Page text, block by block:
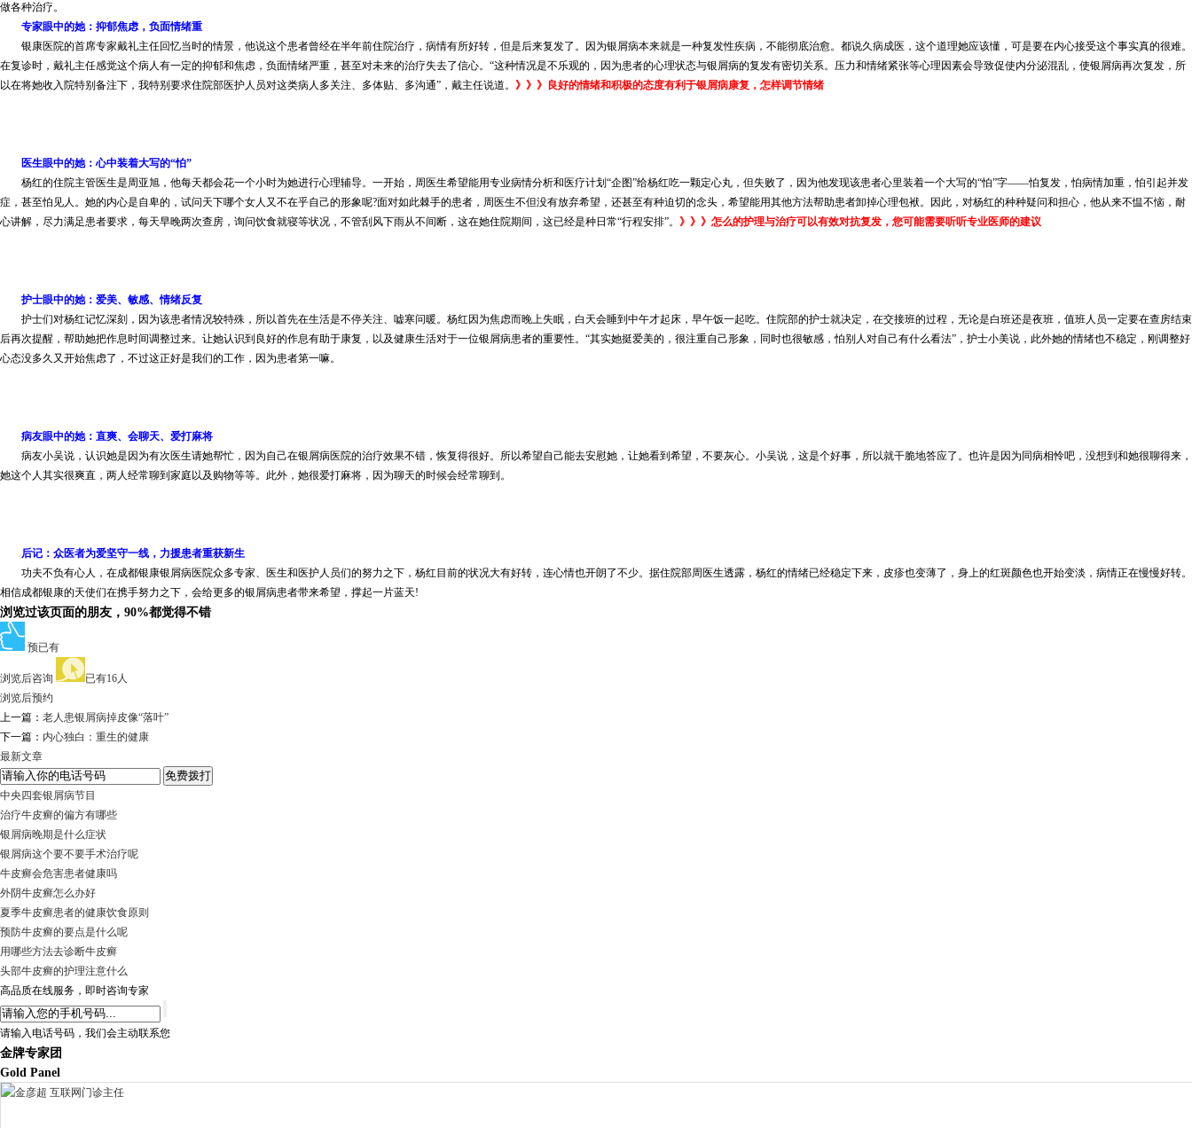
做各种治疗。
专家眼中的她：抑郁焦虑，负面情绪重
银康医院的首席专家戴礼主任回忆当时的情景，他说这个患者曾经在半年前住院治疗，病情有所好转，但是后来复发了。因为银屑病本来就是一种复发性疾病，不能彻底治愈。都说久病成医，这个道理她应该懂，可是要在内心接受这个事实真的很难。
在复诊时，戴礼主任感觉这个病人有一定的抑郁和焦虑，负面情绪严重，甚至对未来的治疗失去了信心。“这种情况是不乐观的，因为患者的心理状态与银屑病的复发有密切关系。压力和情绪紧张等心理因素会导致促使内分泌混乱，使银屑病再次复发，所
以在将她收入院特别备注下，我特别要求住院部医护人员对这类病人多关注、多体贴、多沟通”，戴主任说道。 》》》良好的情绪和积极的态度有利于银屑病康复，怎样调节情绪
医生眼中的她：心中装着大写的“怕”
杨红的住院主管医生是周亚旭，他每天都会花一个小时为她进行心理辅导。一开始，周医生希望能用专业病情分析和医疗计划“企图”给杨红吃一颗定心丸，但失败了，因为他发现该患者心里装着一个大写的“怕”字——怕复发，怕病情加重，怕引起并发
症，甚至怕见人。她的内心是自卑的，试问天下哪个女人又不在乎自己的形象呢?面对如此棘手的患者，周医生不但没有放弃希望，还甚至有种迫切的念头，希望能用其他方法帮助患者卸掉心理包袱。因此，对杨红的种种疑问和担心，他从来不愠不恼，耐
心讲解，尽力满足患者要求，每天早晚两次查房，询问饮食就寝等状况，不管刮风下雨从不间断，这在她住院期间，这已经是种日常“行程安排”。 》》》怎么的护理与治疗可以有效对抗复发，您可能需要听听专业医师的建议
护士眼中的她：爱美、敏感、情绪反复
护士们对杨红记忆深刻，因为该患者情况较特殊，所以首先在生活是不停关注、嘘寒问暖。杨红因为焦虑而晚上失眠，白天会睡到中午才起床，早午饭一起吃。住院部的护士就决定，在交接班的过程，无论是白班还是夜班，值班人员一定要在查房结束
后再次提醒，帮助她把作息时间调整过来。让她认识到良好的作息有助于康复，以及健康生活对于一位银屑病患者的重要性。“其实她挺爱美的，很注重自己形象，同时也很敏感，怕别人对自己有什么看法”，护士小美说，此外她的情绪也不稳定，刚调整好
心态没多久又开始焦虑了，不过这正好是我们的工作，因为患者第一嘛。
病友眼中的她：直爽、会聊天、爱打麻将
病友小吴说，认识她是因为有次医生请她帮忙，因为自己在银屑病医院的治疗效果不错，恢复得很好。所以希望自己能去安慰她，让她看到希望，不要灰心。小吴说，这是个好事，所以就干脆地答应了。也许是因为同病相怜吧，没想到和她很聊得来，
她这个人其实很爽直，两人经常聊到家庭以及购物等等。此外，她很爱打麻将，因为聊天的时候会经常聊到。
后记：众医者为爱坚守一线，力援患者重获新生
功夫不负有心人，在成都银康银屑病医院众多专家、医生和医护人员们的努力之下，杨红目前的状况大有好转，连心情也开朗了不少。据住院部周医生透露，杨红的情绪已经稳定下来，皮疹也变薄了，身上的红斑颜色也开始变淡，病情正在慢慢好转。
相信成都银康的天使们在携手努力之下，会给更多的银屑病患者带来希望，撑起一片蓝天!
浏览过该页面的朋友，90%都觉得不错
预已有
浏览后咨询
已有16人
浏览后预约
上一篇： 老人患银屑病掉皮像“落叶”
下一篇： 内心独白：重生的健康
最新文章
中央四套银屑病节目
治疗牛皮癣的偏方有哪些
银屑病晚期是什么症状
银屑病这个要不要手术治疗呢
牛皮癣会危害患者健康吗
外阴牛皮癣怎么办好
夏季牛皮癣患者的健康饮食原则
预防牛皮癣的要点是什么呢
用哪些方法去诊断牛皮癣
头部牛皮癣的护理注意什么
高品质在线服务，即时咨询专家
请输入电话号码，我们会主动联系您
金牌专家团
Gold Panel